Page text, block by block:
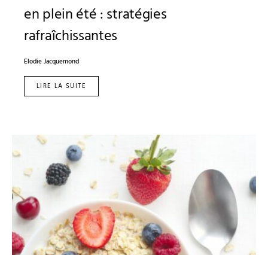
en plein été : stratégies
rafraîchissantes
Elodie Jacquemond
LIRE LA SUITE